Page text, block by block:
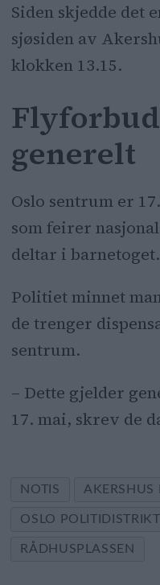
Siden skjedde det
sjøsiden av
klokken 13.15.
generelt
Oslo sentrum er
som feirer
deltar i barnetoget.
Politiet minnet
de trenger
sentrum.
– Dette gjelder
17. mai, skrev de
NOTIS AKERSHUS
OSLO POLITIDISTRIKT
RÅDHUSPLASSEN